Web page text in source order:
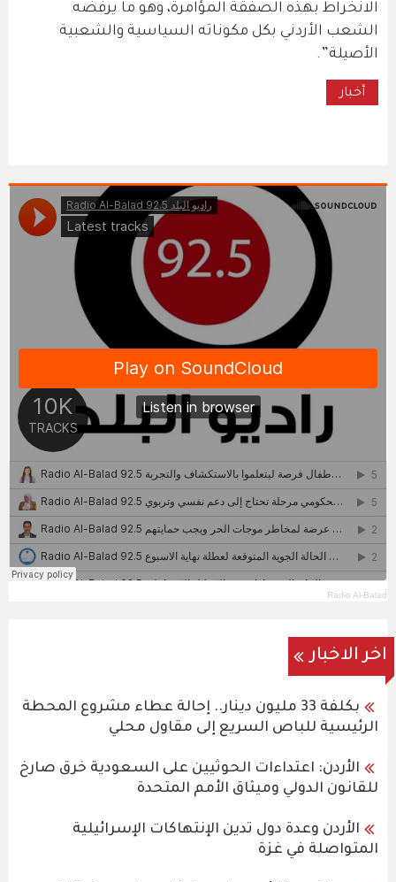
الانخراط بهذه الصفقة المؤامرة، وهو ما يرفضه
الشعب الأردني بكل مكوناته السياسية والشعبية
الأصيلة”.
أخبار
Radio Al-Balad
اخر الاخبار
بكلفة 33 مليون دينار.. إحالة عطاء مشروع المحطة
الرئيسية للباص السريع إلى مقاول محلي
الأردن: اعتداءات الحوثيين على السعودية خرق صارخ
للقانون الدولي وميثاق الأمم المتحدة
الأردن وعدة دول تدين الإنتهاكات الإسرائيلية
المتواصلة في غزة